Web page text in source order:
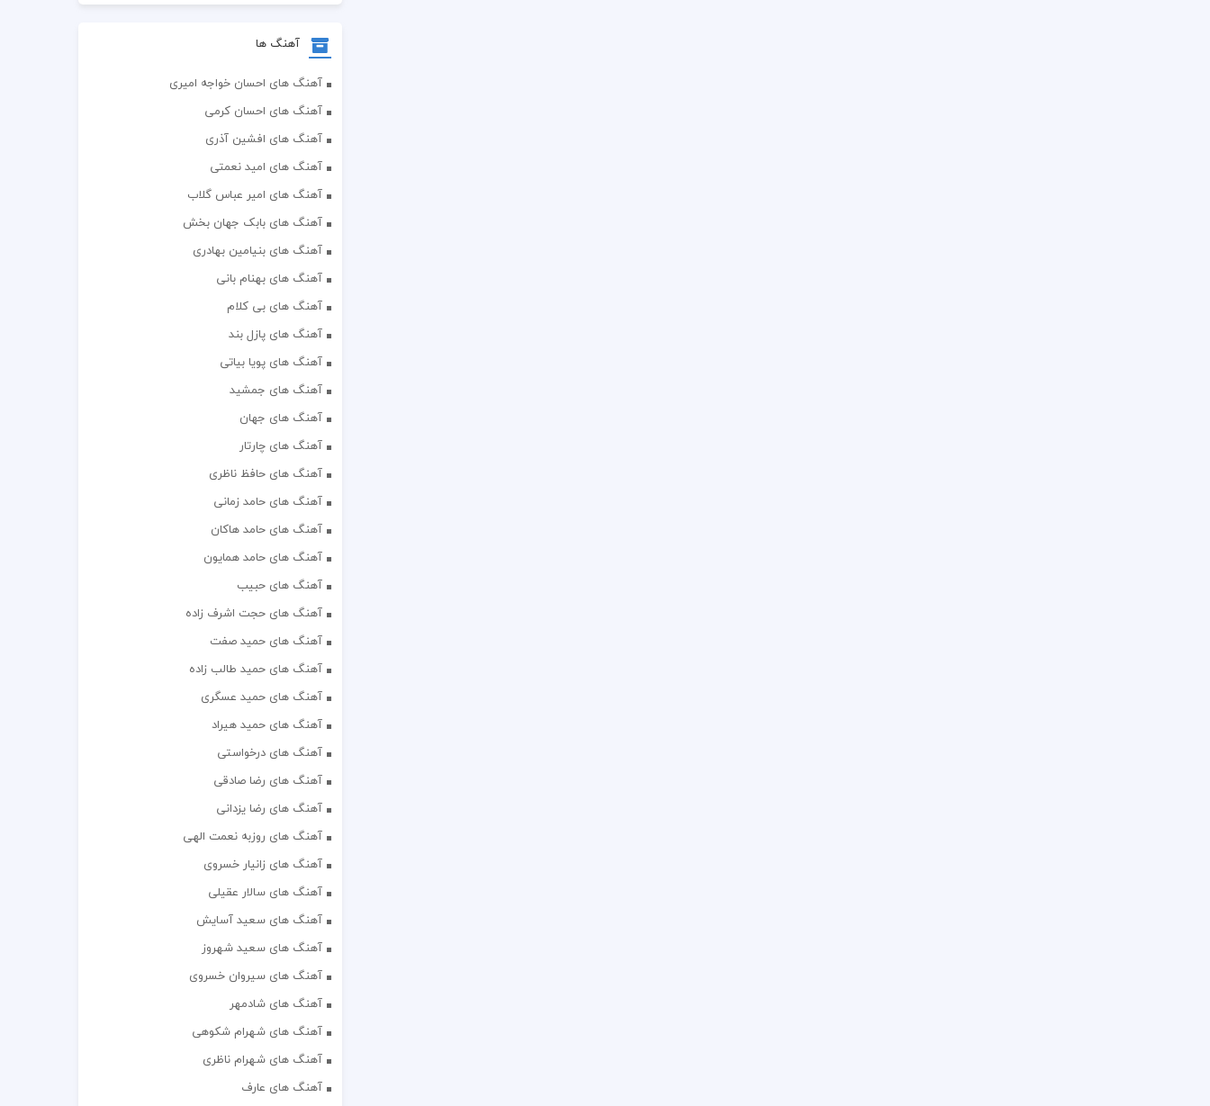
آهنگ ها
آهنگ های احسان خواجه امیری
آهنگ های احسان کرمی
آهنگ های افشین آذری
آهنگ های امید نعمتی
آهنگ های امیر عباس گلاب
آهنگ های بابک جهان بخش
آهنگ های بنیامین بهادری
آهنگ های بهنام بانی
آهنگ های بی کلام
آهنگ های پازل بند
آهنگ های پویا بیاتی
آهنگ های جمشید
آهنگ های جهان
آهنگ های چارتار
آهنگ های حافظ ناظری
آهنگ های حامد زمانی
آهنگ های حامد هاکان
آهنگ های حامد همایون
آهنگ های حبیب
آهنگ های حجت اشرف زاده
آهنگ های حمید صفت
آهنگ های حمید طالب زاده
آهنگ های حمید عسگری
آهنگ های حمید هیراد
آهنگ های درخواستی
آهنگ های رضا صادقی
آهنگ های رضا یزدانی
آهنگ های روزبه نعمت الهی
آهنگ های زانیار خسروی
آهنگ های سالار عقیلی
آهنگ های سعید آسایش
آهنگ های سعید شهروز
آهنگ های سیروان خسروی
آهنگ های شادمهر
آهنگ های شهرام شکوهی
آهنگ های شهرام ناظری
آهنگ های عارف